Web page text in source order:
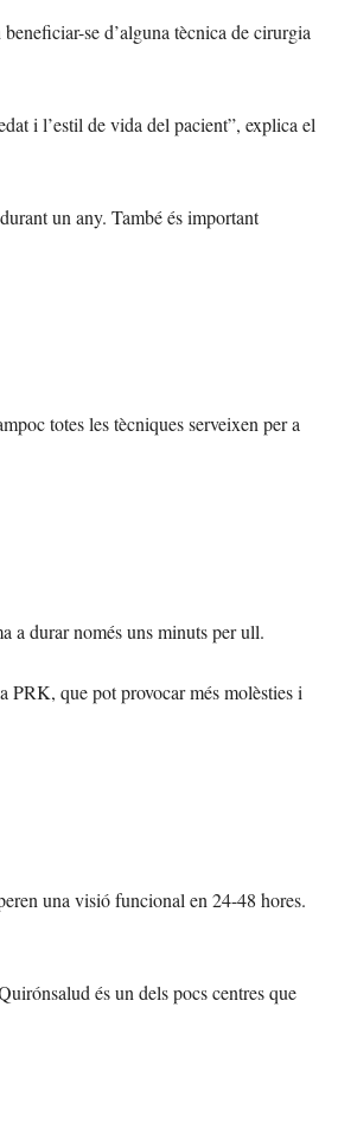
se d’alguna tècnica de cirurgia
i l’estil de vida del pacient”, explica el
un any. També és important
totes les tècniques serveixen per a
a durar només uns minuts per ull.
PRK, que pot provocar més molèsties i
una visió funcional en 24-48 hores.
és un dels pocs centres que